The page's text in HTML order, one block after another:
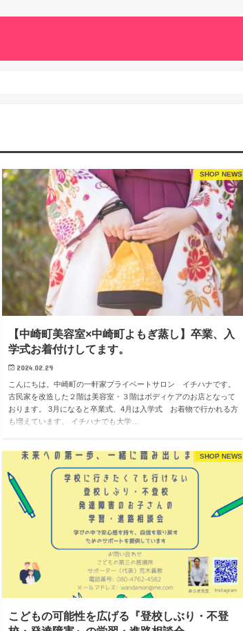
SHOP NEWS
【中崎町美容室×中崎町よもぎ蒸し】卒業、入
学式お着付けしてます。
2024.02.29
こんにちは。中崎町の一軒家プライベートサロン イチハナです。
古民家を改造した２階は美容室・３階はボディケアのお店となって
おります。 3月になると卒業式、4月は入学式 お着物で行かれる方
も増えています。 イチハナでも大学…
SHOP NEWS
こどもの可能性を広げる『登校しぶり・不登